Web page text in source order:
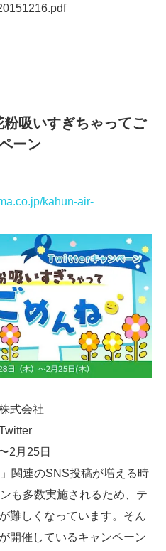
吸いすぎちゃってご
ーン
kahun-air-
式会社
2月25日
関連のSNS投稿が増える時
も多数実施されるため、テ
難しくなっています。そん
開催しているキャンペーン